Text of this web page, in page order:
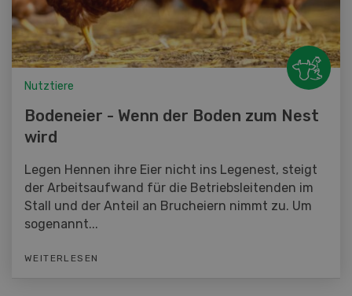
Nutztiere
Bodeneier - Wenn der Boden zum Nest
wird
Legen Hennen ihre Eier nicht ins Legenest, steigt
der Arbeitsaufwand für die Betriebsleitenden im
Stall und der Anteil an Brucheiern nimmt zu. Um
sogenannt...
WEITERLESEN